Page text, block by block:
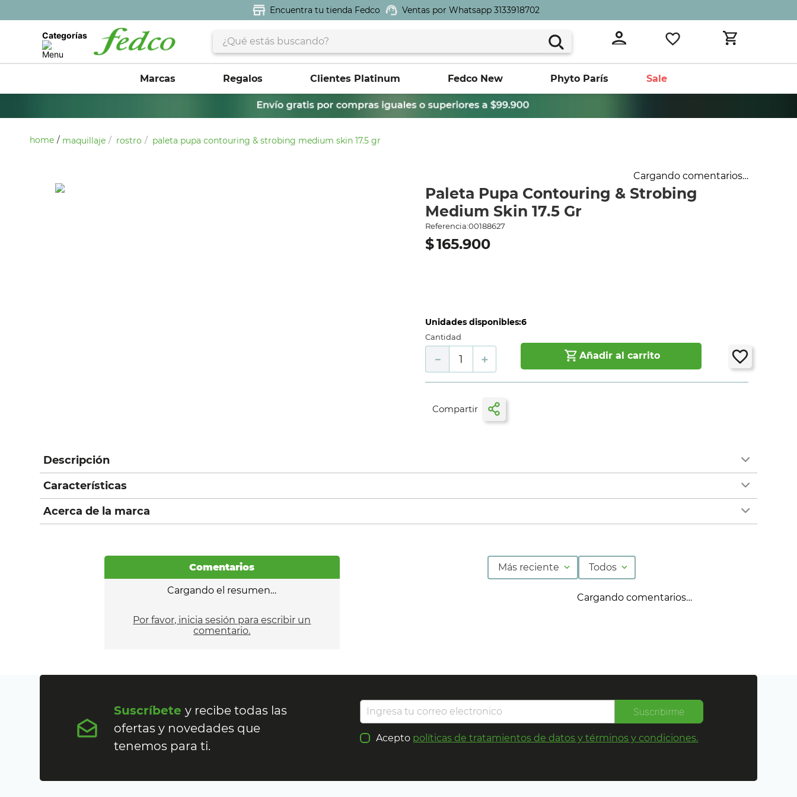
Encuentra tu tienda Fedco Ventas por Whatsapp 3133918702
Categorías ¿Qué estás buscando?
Marcas Regalos Clientes Platinum Fedco New Phyto París Sale
maquillaje rostro paleta pupa contouring & strobing medium skin 17.5 gr
Cargando comentarios…
Paleta Pupa Contouring & Strobing
Medium Skin 17.5 Gr
Referencia:00188627
$165.900
Unidades disponibles:6
Cantidad
＋
－ Añadir al carrito
Descripción
Características
Acerca de la marca
Comentarios
Cargando el resumen…
Por favor, inicia sesión para escribir un
comentario.
Más reciente Todos
Cargando comentarios…
Suscríbetey recibe todas las
ofertas y novedades que
tenemos para ti.
Suscribirme
Acepto políticas de tratamientos de datos y términos y condiciones.